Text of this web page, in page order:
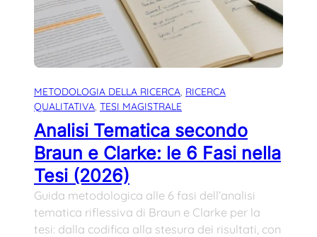
METODOLOGIA DELLA RICERCA, RICERCA
QUALITATIVA, TESI MAGISTRALE
Analisi Tematica secondo
Braun e Clarke: le 6 Fasi nella
Tesi (2026)
Guida metodologica alle 6 fasi dell’analisi
tematica riflessiva di Braun e Clarke per la
tesi: dalla codifica alla stesura dei risultati, con